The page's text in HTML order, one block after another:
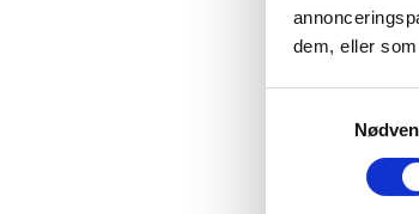
dem, eller